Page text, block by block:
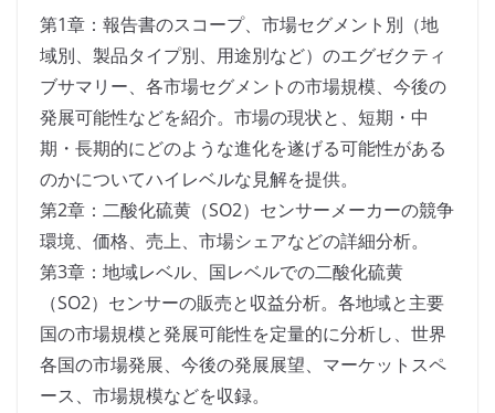
第1章：報告書のスコープ、市場セグメント別（地
域別、製品タイプ別、用途別など）のエグゼクティ
ブサマリー、各市場セグメントの市場規模、今後の
発展可能性などを紹介。市場の現状と、短期・中
期・長期的にどのような進化を遂げる可能性がある
のかについてハイレベルな見解を提供。
第2章：二酸化硫黄（SO2）センサーメーカーの競争
環境、価格、売上、市場シェアなどの詳細分析。
第3章：地域レベル、国レベルでの二酸化硫黄
（SO2）センサーの販売と収益分析。各地域と主要
国の市場規模と発展可能性を定量的に分析し、世界
各国の市場発展、今後の発展展望、マーケットスペ
ース、市場規模などを収録。